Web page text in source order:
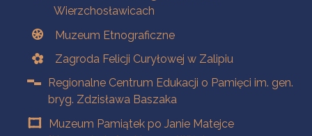
Wierzchosławicach
Muzeum Etnograficzne
Zagroda Felicji Curyłowej w Zalipiu
Regionalne Centrum Edukacji o Pamięci im. gen.
bryg. Zdzisława Baszaka
Muzeum Pamiątek po Janie Matejce